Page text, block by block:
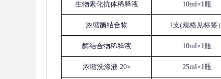
生物素化抗体稀释液 10ml×1瓶
浓缩酶结合物 1支(规格见标签）
酶结合物稀释液 10ml×1瓶
浓缩洗涤液 20× 25ml×1瓶